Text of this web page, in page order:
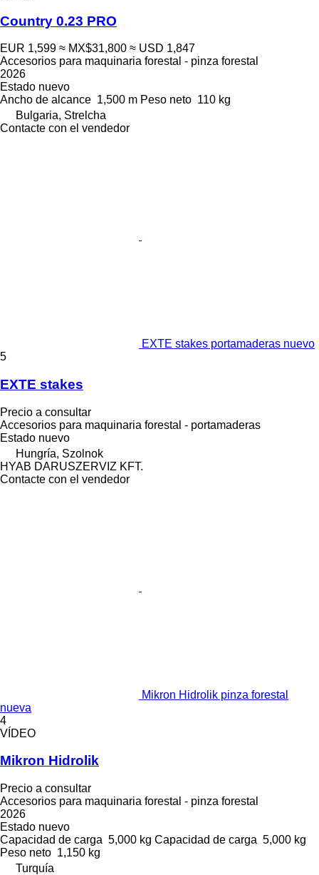
Country 0.23 PRO
EUR 1,599 ≈ MX$31,800 ≈ USD 1,847
Accesorios para maquinaria forestal - pinza forestal
2026
Estado nuevo
Ancho de alcance 1,500 m Peso neto 110 kg
Bulgaria, Strelcha
Contacte con el vendedor
EXTE stakes portamaderas nuevo
5
EXTE stakes
Precio a consultar
Accesorios para maquinaria forestal - portamaderas
Estado nuevo
Hungría, Szolnok
HYAB DARUSZERVIZ KFT.
Contacte con el vendedor
Mikron Hidrolik pinza forestal
nueva
4
VÍDEO
Mikron Hidrolik
Precio a consultar
Accesorios para maquinaria forestal - pinza forestal
2026
Estado nuevo
Capacidad de carga 5,000 kg Capacidad de carga 5,000 kg
Peso neto 1,150 kg
Turquía